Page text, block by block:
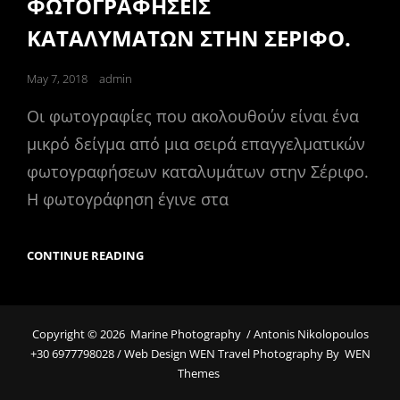
ΚΑΤΑΛΥΜΑΤΩΝ ΣΤΗΝ ΣΕΡΙΦΟ.
Posted
May 7, 2018 admin
Οι φωτογραφίες που ακολουθούν είναι ένα
μικρό δείγμα από μια σειρά επαγγελματικών
φωτογραφήσεων καταλυμάτων στην Σέριφο.
Η φωτογράφηση έγινε στα
CONTINUE READINGΦΩΤΟΓΡΑΦΗΣΕΙΣ
Copyright © 2026 Marine Photography / Antonis Nikolopoulos
+30 6977798028 / Web Design WEN Travel Photography By WEN
Themes